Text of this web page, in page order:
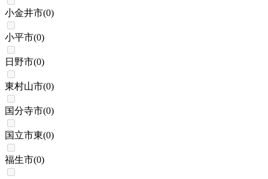
小金井市(0)
小平市(0)
日野市(0)
東村山市(0)
国分寺市(0)
国立市東(0)
福生市(0)